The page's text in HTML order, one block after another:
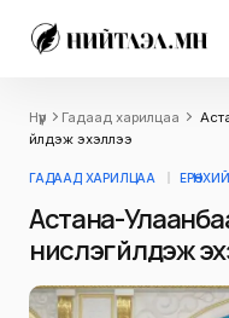
Нүүр Гадаад харилцаа
үйлдэж эхэллээ
ГАДААД ХАРИЛЦАА
Астана-
нислэг үйлдэж